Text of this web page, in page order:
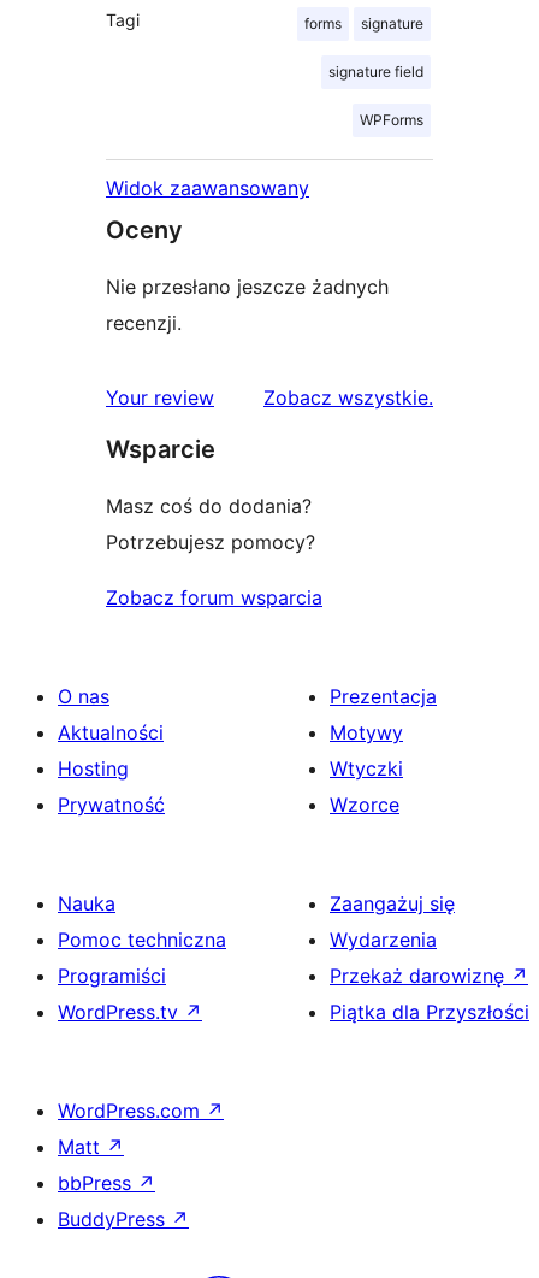
Tagi forms signature
signature field
WPForms
Widok zaawansowany
Oceny
Nie przesłano jeszcze żadnych
recenzji.
Your review Zobacz wszystkierecenzje
.
Wsparcie
Masz coś do dodania?
Potrzebujesz pomocy?
Zobacz forum wsparcia
O nas
Aktualności
Hosting
Prywatność
Prezentacja
Motywy
Wtyczki
Wzorce
Nauka
Pomoc techniczna
Programiści
WordPress.tv ↗
Zaangażuj się
Wydarzenia
Przekaż darowiznę ↗
Piątka dla Przyszłości
WordPress.com ↗
Matt ↗
bbPress ↗
BuddyPress ↗